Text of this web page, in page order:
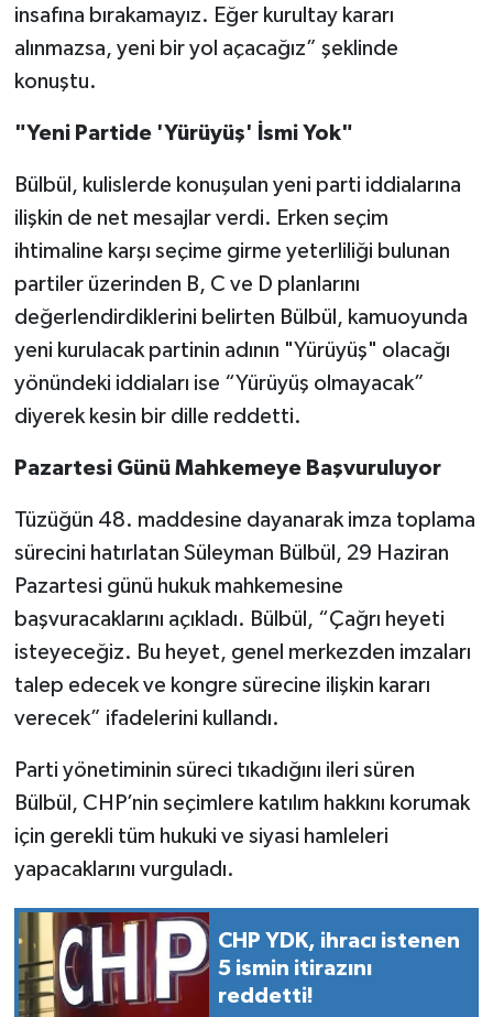
insafına bırakamayız. Eğer kurultay kararı
alınmazsa, yeni bir yol açacağız” şeklinde
konuştu.
"Yeni Partide 'Yürüyüş' İsmi Yok"
Bülbül, kulislerde konuşulan yeni parti iddialarına
ilişkin de net mesajlar verdi. Erken seçim
ihtimaline karşı seçime girme yeterliliği bulunan
partiler üzerinden B, C ve D planlarını
değerlendirdiklerini belirten Bülbül, kamuoyunda
yeni kurulacak partinin adının "Yürüyüş" olacağı
yönündeki iddiaları ise “Yürüyüş olmayacak”
diyerek kesin bir dille reddetti.
Pazartesi Günü Mahkemeye Başvuruluyor
Tüzüğün 48. maddesine dayanarak imza toplama
sürecini hatırlatan Süleyman Bülbül, 29 Haziran
Pazartesi günü hukuk mahkemesine
başvuracaklarını açıkladı. Bülbül, “Çağrı heyeti
isteyeceğiz. Bu heyet, genel merkezden imzaları
talep edecek ve kongre sürecine ilişkin kararı
verecek” ifadelerini kullandı.
Parti yönetiminin süreci tıkadığını ileri süren
Bülbül, CHP’nin seçimlere katılım hakkını korumak
için gerekli tüm hukuki ve siyasi hamleleri
yapacaklarını vurguladı.
CHP YDK, ihracı istenen
5 ismin itirazını
reddetti!